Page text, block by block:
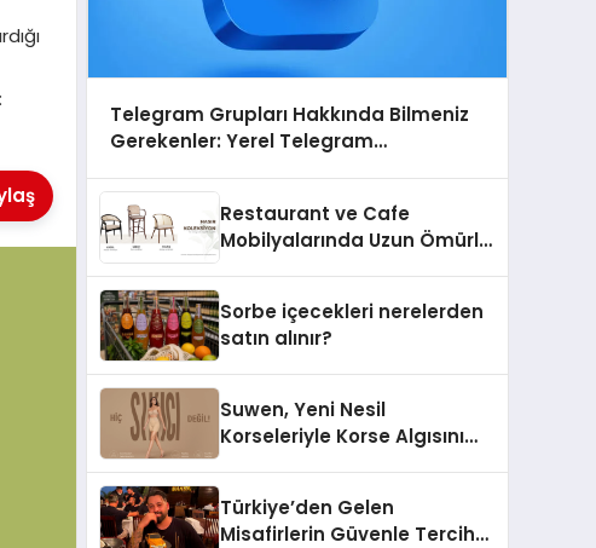
Telegram Grupları Hakkında Bilmeniz
Gerekenler: Yerel Telegram
Ulaşın
Restaurant ve Cafe
Mobilyalarında Uzun Ömürlü
Sorbe içecekleri nerelerden
satın alınır?
Suwen, Yeni Nesil
Korseleriyle Korse Algısını
Türkiye’den Gelen
Misafirlerin Güvenle Tercih